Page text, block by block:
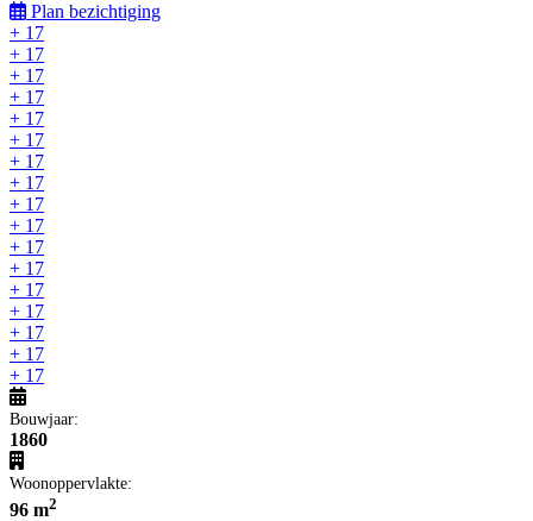
Plan bezichtiging
+ 17
+ 17
+ 17
+ 17
+ 17
+ 17
+ 17
+ 17
+ 17
+ 17
+ 17
+ 17
+ 17
+ 17
+ 17
+ 17
+ 17
Bouwjaar:
1860
Woonoppervlakte:
96 m2